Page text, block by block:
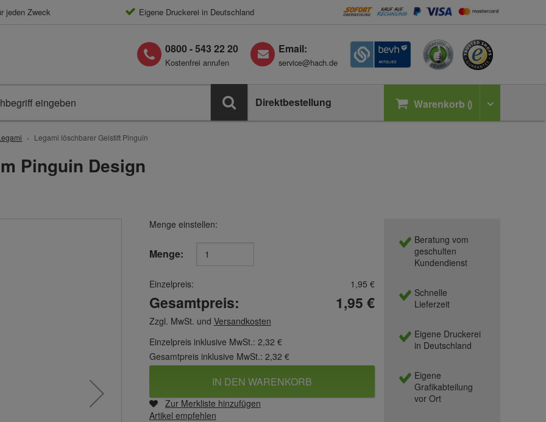
jeden Zweck Eigene Druckerei in Deutschland
0800 - 543 22 20
Kostenfrei anrufen
Email:
service@hach.de
Warenkorb
Direktbestellung
Legami löschbarer Gelstift Pinguin
Pinguin Design
Menge einstellen:
Menge:
Einzelpreis: 1,95 €
Gesamtpreis: 1,95 €
Zzgl. MwSt. und Versandkosten
Einzelpreis inklusive MwSt.: 2,32 €
Gesamtpreis inklusive MwSt.: 2,32 €
IN DEN WARENKORB
Zur Merkliste hinzufügen
Artikel empfehlen
Beratung vom
geschulten
Kundendienst
Schnelle
Lieferzeit
Eigene Druckerei
in Deutschland
Eigene
Grafikabteilung
vor Ort